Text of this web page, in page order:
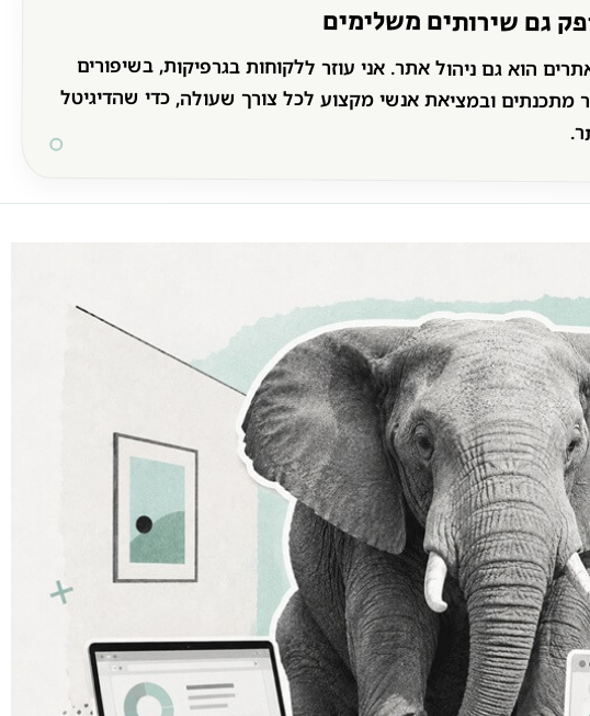
גם שירותים משלימים
הוא גם ניהול אתר. אני עוזר ללקוחות בגרפיקות, בשיפורים
מתכנתים ובמציאת אנשי מקצוע לכל צורך שעולה, כדי שהדיגיטל